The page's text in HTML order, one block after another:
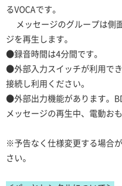
るVOCAです。
メッセージのグループは側
ジを再生します。
●録音時間は4分間です。
●外部入力スイッチが利用で
接続し利用ください。
●外部出力機能があります。
メッセージの再生中、電動お
※予告なく仕様変更する場合
さい。